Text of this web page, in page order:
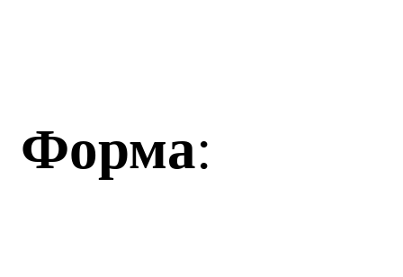
Форма: